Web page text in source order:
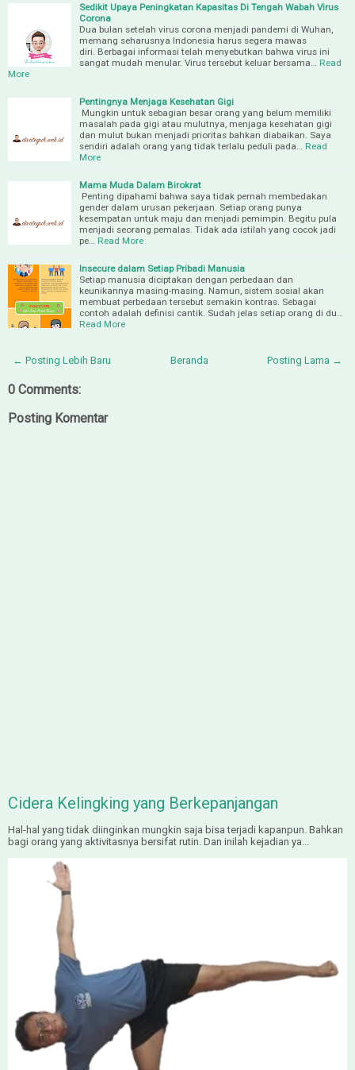
Sedikit Upaya Peningkatan Kapasitas Di Tengah Wabah Virus
Corona
Dua bulan setelah virus corona menjadi pandemi di Wuhan,
memang seharusnya Indonesia harus segera mawas
diri. Berbagai informasi telah menyebutkan bahwa virus ini
sangat mudah menular. Virus tersebut keluar bersama…
Read
More
Pentingnya Menjaga Kesehatan Gigi
Mungkin untuk sebagian besar orang yang belum memiliki
masalah pada gigi atau mulutnya, menjaga kesehatan gigi
dan mulut bukan menjadi prioritas bahkan diabaikan. Saya
sendiri adalah orang yang tidak terlalu peduli pada…
Read
More
Mama Muda Dalam Birokrat
Penting dipahami bahwa saya tidak pernah membedakan
gender dalam urusan pekerjaan. Setiap orang punya
kesempatan untuk maju dan menjadi pemimpin. Begitu pula
menjadi seorang pemalas. Tidak ada istilah yang cocok jadi
pe…
Read More
Insecure dalam Setiap Pribadi Manusia
Setiap manusia diciptakan dengan perbedaan dan
keunikannya masing-masing. Namun, sistem sosial akan
membuat perbedaan tersebut semakin kontras. Sebagai
contoh adalah definisi cantik. Sudah jelas setiap orang di du…
Read More
← Posting Lebih Baru Posting Lama →
Beranda
0 Comments:
Posting Komentar
Cidera Kelingking yang Berkepanjangan
Hal-hal yang tidak diinginkan mungkin saja bisa terjadi kapanpun. Bahkan
bagi orang yang aktivitasnya bersifat rutin. Dan inilah kejadian ya...